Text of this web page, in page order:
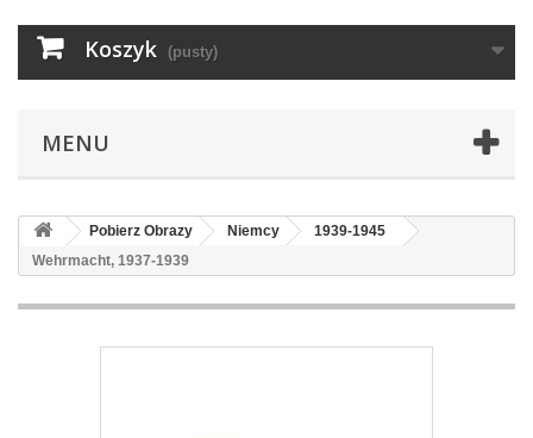
Koszyk (pusty)
MENU
Pobierz Obrazy Niemcy
1939-1945
Wehrmacht, 1937-1939